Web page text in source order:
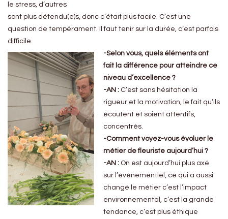
le stress, d’autres
sont plus détendu(e)s, donc c’était plus facile. C’est une
question de tempérament. Il faut tenir sur la durée, c’est parfois
difficile.
-Selon vous, quels éléments ont
fait la différence pour atteindre ce
niveau d’excellence ?
-AN : C’est sans hésitation la
rigueur et la motivation, le fait qu’ils
écoutent et soient attentifs,
concentrés.
-Comment voyez-vous évoluer le
métier de fleuriste aujourd’hui ?
-AN : On est aujourd’hui plus axé
sur l’évènementiel, ce qui a aussi
changé le métier c’est l’impact
environnemental, c’est la grande
tendance, c’est plus éthique